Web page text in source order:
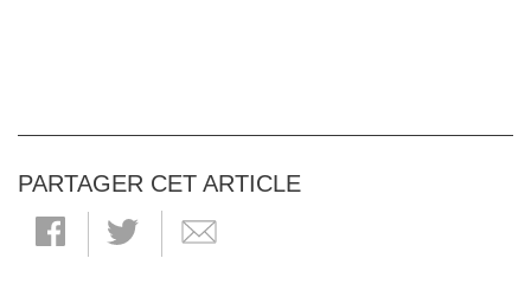
PARTAGER CET ARTICLE